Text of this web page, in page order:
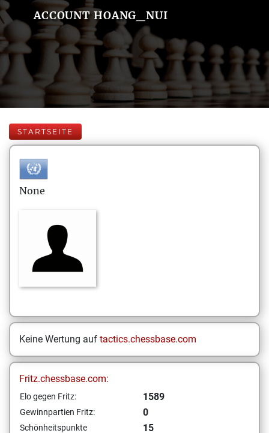
ACCOUNT HOANG_NUI
STARTSEITE
None
Keine Wertung auf tactics.chessbase.com
Fritz.chessbase.com:
Elo gegen Fritz: 1589
Gewinnpartien Fritz: 0
Schönheitspunkte
15